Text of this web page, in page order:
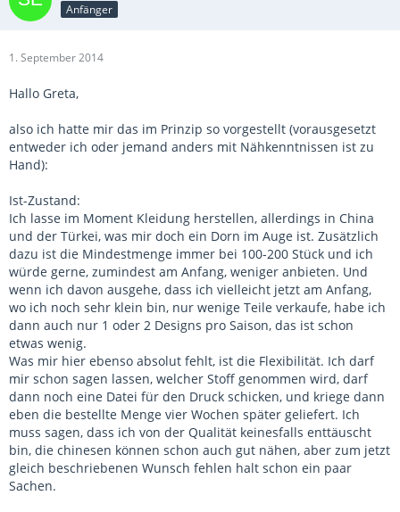
Anfänger
1. September 2014
Hallo Greta,
also ich hatte mir das im Prinzip so vorgestellt (vorausgesetzt
entweder ich oder jemand anders mit Nähkenntnissen ist zu
Hand):
Ist-Zustand:
Ich lasse im Moment Kleidung herstellen, allerdings in China
und der Türkei, was mir doch ein Dorn im Auge ist. Zusätzlich
dazu ist die Mindestmenge immer bei 100-200 Stück und ich
würde gerne, zumindest am Anfang, weniger anbieten. Und
wenn ich davon ausgehe, dass ich vielleicht jetzt am Anfang,
wo ich noch sehr klein bin, nur wenige Teile verkaufe, habe ich
dann auch nur 1 oder 2 Designs pro Saison, das ist schon
etwas wenig.
Was mir hier ebenso absolut fehlt, ist die Flexibilität. Ich darf
mir schon sagen lassen, welcher Stoff genommen wird, darf
dann noch eine Datei für den Druck schicken, und kriege dann
eben die bestellte Menge vier Wochen später geliefert. Ich
muss sagen, dass ich von der Qualität keinesfalls enttäuscht
bin, die chinesen können schon auch gut nähen, aber zum jetzt
gleich beschriebenen Wunsch fehlen halt schon ein paar
Sachen.